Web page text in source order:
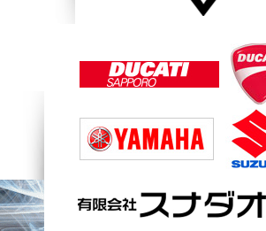
¥1,140,000
¥690,000